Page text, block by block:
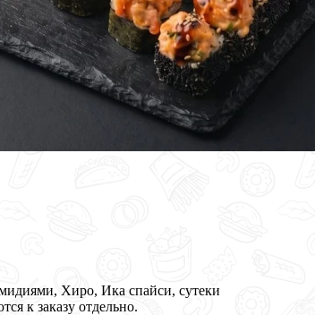
Хиро, Ика спайси, сутеки
к заказу отдельно.